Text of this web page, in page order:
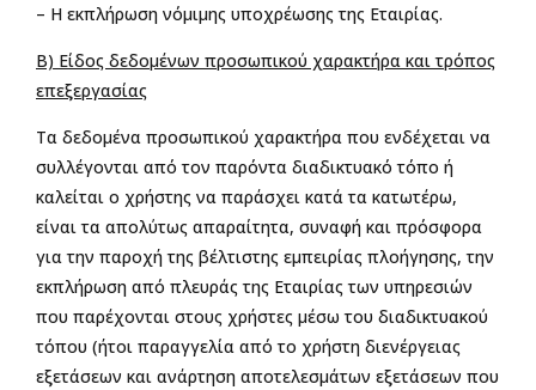
– Η εκπλήρωση νόμιμης υποχρέωσης της Εταιρίας.
Β) Είδος δεδομένων προσωπικού χαρακτήρα και τρόπος
επεξεργασίας
Τα δεδομένα προσωπικού χαρακτήρα που ενδέχεται να
συλλέγονται από τον παρόντα διαδικτυακό τόπο ή
καλείται ο χρήστης να παράσχει κατά τα κατωτέρω,
είναι τα απολύτως απαραίτητα, συναφή και πρόσφορα
για την παροχή της βέλτιστης εμπειρίας πλοήγησης, την
εκπλήρωση από πλευράς της Εταιρίας των υπηρεσιών
που παρέχονται στους χρήστες μέσω του διαδικτυακού
τόπου (ήτοι παραγγελία από το χρήστη διενέργειας
εξετάσεων και ανάρτηση αποτελεσμάτων εξετάσεων που